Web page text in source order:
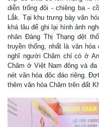
diễn trống đôi - chiêng ba -
Lắk. Tại khu trưng bày văn
khá lâu để ghi lại hình ảnh
nhân Đàng Thị Thạng dệt
truyền thống, nhất là văn
nghĩ người Chăm chỉ có ở
Chăm ở Việt Nam đông và
nét văn hóa độc đáo riêng.
thêm văn hóa Chăm trên đất